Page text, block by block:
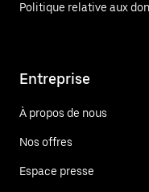
Politique relative aux
Entreprise
À propos de nous
Nos offres
Espace presse